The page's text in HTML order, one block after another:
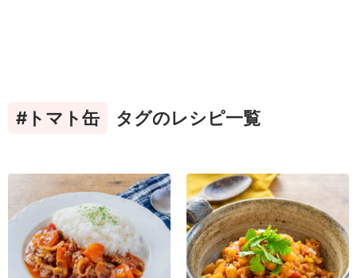
#トマト缶 タグのレシピ一覧